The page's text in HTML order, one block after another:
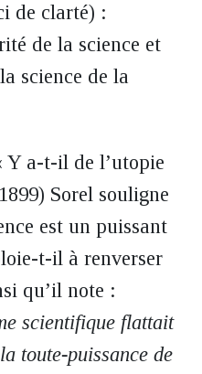
de clarté) :
de la science et
science de la
a-t-il de l’utopie
Sorel souligne
est un puissant
t-il à renverser
qu’il note :
scientifique flattait
toute-puissance de